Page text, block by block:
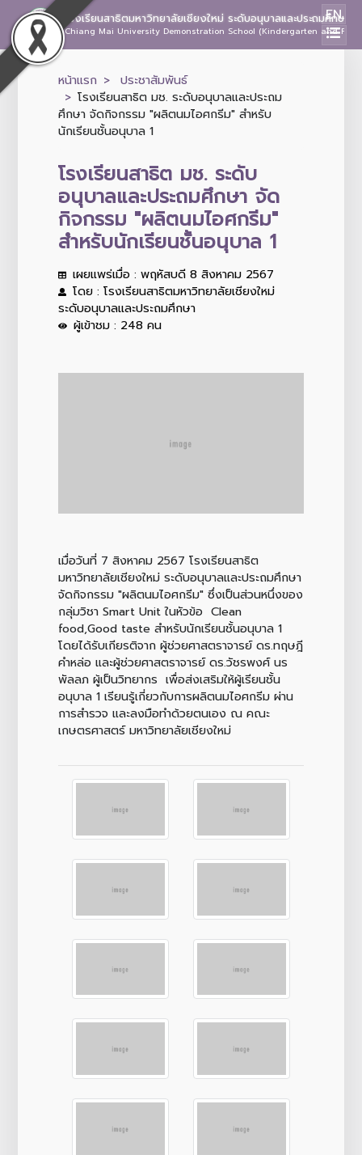
โรงเรียนสาธิตมหาวิทยาลัยเชียงใหม่ ระดับอนุบาลและประถมศึกษา
Chiang Mai University Demonstration School (Kindergarten and
EN
หน้าแรก
ประชาสัมพันธ์
โรงเรียนสาธิต มช. ระดับอนุบาลและประถม
ศึกษา จัดกิจกรรม "ผลิตนมไอศกรีม" สำหรับ
นักเรียนชั้นอนุบาล 1
โรงเรียนสาธิต มช. ระดับ
อนุบาลและประถมศึกษา จัด
กิจกรรม "ผลิตนมไอศกรีม"
สำหรับนักเรียนชั้นอนุบาล 1
เผยแพร่เมื่อ : พฤหัสบดี 8 สิงหาคม 2567
โดย : โรงเรียนสาธิตมหาวิทยาลัยเชียงใหม่
ระดับอนุบาลและประถมศึกษา
ผู้เข้าชม : 248 คน
เมื่อวันที่ 7 สิงหาคม 2567 โรงเรียนสาธิต
มหาวิทยาลัยเชียงใหม่ ระดับอนุบาลและประถมศึกษา
จัดกิจกรรม "ผลิตนมไอศกรีม" ซึ่งเป็นส่วนหนึ่งของ
กลุ่มวิชา Smart Unit ในหัวข้อ Clean
food,Good taste สำหรับนักเรียนชั้นอนุบาล 1
โดยได้รับเกียรติจาก ผู้ช่วยศาสตราจารย์ ดร.ทฤษฎี
คำหล่อ และผู้ช่วยศาสตราจารย์ ดร.วัชรพงศ์ นร
พัลลภ ผู้เป็นวิทยากร เพื่อส่งเสริมให้ผู้เรียนชั้น
อนุบาล 1 เรียนรู้เกี่ยวกับการผลิตนมไอศกรีม ผ่าน
การสำรวจ และลงมือทำด้วยตนเอง ณ คณะ
เกษตรศาสตร์ มหาวิทยาลัยเชียงใหม่